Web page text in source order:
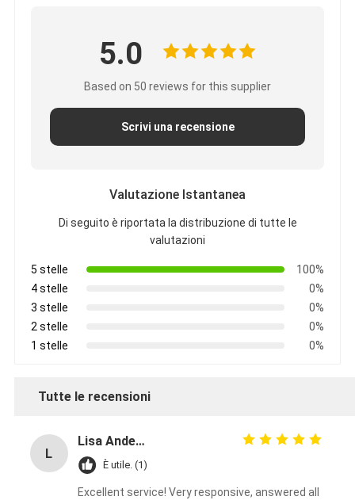
5.0
Based on 50 reviews for this supplier
Scrivi una recensione
Valutazione Istantanea
Di seguito è riportata la distribuzione di tutte le
valutazioni
5 stelle
100%
4 stelle
0%
3 stelle
0%
2 stelle
0%
1 stelle
0%
Tutte le recensioni
L
Lisa Anderson
È utile. (1)
Excellent service! Very responsive, answered all